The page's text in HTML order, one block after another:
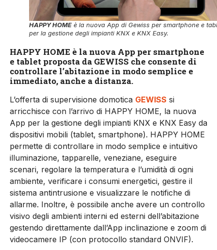
HAPPY HOME è la nuova App di Gewiss per smartphone e
per la gestione degli impianti KNX e KNX Easy.
HAPPY HOME è la nuova App per smartphone
e tablet proposta da GEWISS che consente di
controllare l’abitazione in modo semplice e
immediato, anche a distanza.
L’offerta di supervisione domotica GEWISS si
arricchisce con l’arrivo di HAPPY HOME, la nuova
App per la gestione degli impianti KNX e KNX Easy da
dispositivi mobili (tablet, smartphone). HAPPY HOME
permette di controllare in modo semplice e intuitivo
illuminazione, tapparelle, veneziane, eseguire
scenari, regolare la temperatura e l’umidità di ogni
ambiente, verificare i consumi energetici, gestire il
sistema antintrusione e visualizzare le notifiche di
allarme. Inoltre, è possibile anche avere un controllo
visivo degli ambienti interni ed esterni dell’abitazione
gestendo direttamente dall’App inclinazione e zoom di
videocamere IP (con protocollo standard ONVIF).